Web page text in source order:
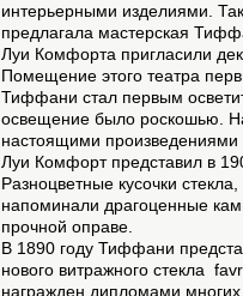
интерьерными изделиями.
предлагала мастерская
Луи Комфорта пригласили
Помещение этого театра
Тиффани стал первым
освещение было роскошью.
настоящими произведениями
Луи Комфорт представил в
Разноцветные кусочки
напоминали драгоценные
прочной оправе.
В 1890 году Тиффани
нового витражного стекла
награжден дипломами